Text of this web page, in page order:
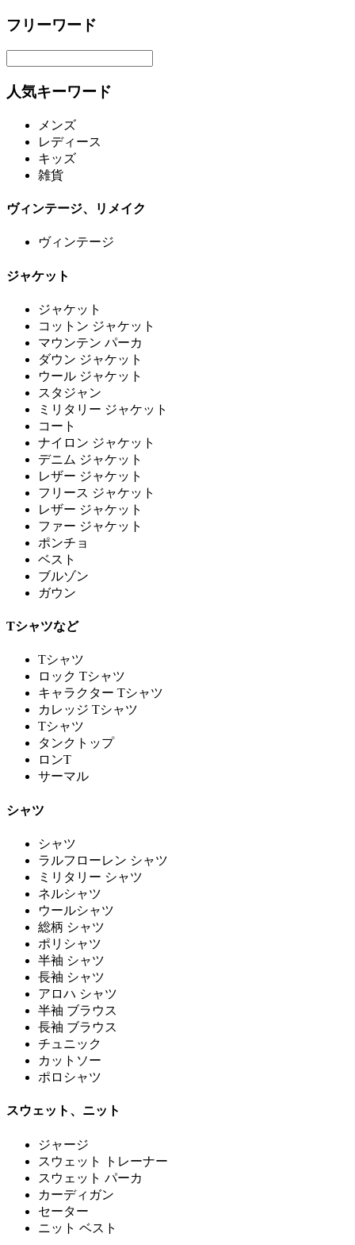
フリーワード
人気キーワード
メンズ
レディース
キッズ
雑貨
ヴィンテージ、リメイク
ヴィンテージ
ジャケット
ジャケット
コットン ジャケット
マウンテン パーカ
ダウン ジャケット
ウール ジャケット
スタジャン
ミリタリー ジャケット
コート
ナイロン ジャケット
デニム ジャケット
レザー ジャケット
フリース ジャケット
レザー ジャケット
ファー ジャケット
ポンチョ
ベスト
ブルゾン
ガウン
Tシャツなど
Tシャツ
ロック Tシャツ
キャラクター Tシャツ
カレッジ Tシャツ
Tシャツ
タンクトップ
ロンT
サーマル
シャツ
シャツ
ラルフローレン シャツ
ミリタリー シャツ
ネルシャツ
ウールシャツ
総柄 シャツ
ポリシャツ
半袖 シャツ
長袖 シャツ
アロハ シャツ
半袖 ブラウス
長袖 ブラウス
チュニック
カットソー
ポロシャツ
スウェット、ニット
ジャージ
スウェット トレーナー
スウェット パーカ
カーディガン
セーター
ニット ベスト